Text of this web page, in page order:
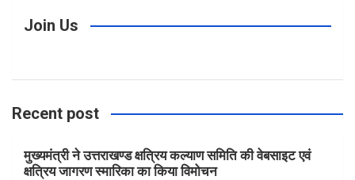
c
b
o
a
g
e
r
t
e
u
b
Join Us
Recent post
मुख्यमंत्री ने उत्तराखण्ड क्षत्रिय कल्याण समिति की वेबसाइट एवं
क्षत्रिय जागरण स्मारिका का किया विमोचन